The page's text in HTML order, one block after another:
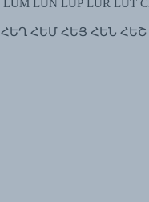
LUM LUN LUP LUR LUT
ՀԵՂ ՀԵՄ ՀԵՅ ՀԵՆ ՀԵՇ